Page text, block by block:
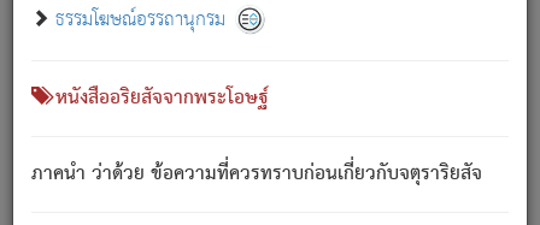
ธรรมโฆษณ์อรรถานุกรม
หนังสืออริยสัจจากพระโอษฐ์
ภาคนำ ว่าด้วย ข้อความที่ควรทราบก่อนเกี่ยวกับจตุราริยสัจ
สัตว์โลกนี้ เกิดความเดือดร้อนแล้ว มีผัสสะบังหน้า
เขาสำคัญสิ่งใด โดยความเป็นประการใด แต่สิ่งนั้นย่อมเป็น
(ตามที่เป็นจริง) โดยประการอื่นจากที่เขาสำคัญนั้น
สัตว์โลกติดข้องอยู่ในภพ ถูกภพบังหน้าแล้ว มีภพโดยความ
เป็นอย่างอื่น (จากที่มันเป็นอยู่จริง) จึงได้เพลิดเพลินยิ่งนักในภพ